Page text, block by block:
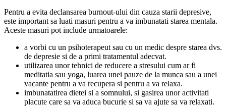
Pentru a evita declansarea burnout-ului din cauza starii depresive,
este important sa luati masuri pentru a va imbunatati starea mentala.
Aceste masuri pot include urmatoarele:
a vorbi cu un psihoterapeut sau cu un medic despre starea dvs.
de depresie si de a primi tratamentul adecvat.
utilizarea unor tehnici de reducere a stresului cum ar fi
meditatia sau yoga, luarea unei pauze de la munca sau a unei
vacante pentru a va recupera si pentru a va relaxa.
imbunatatirea dietei si a somnului, si gasirea unor activitati
placute care sa va aduca bucurie si sa va ajute sa va relaxati.